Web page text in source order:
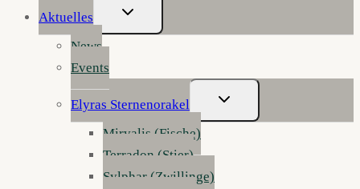
Aktuelles
Untermenü
Umschalten
News
Events
Elyras Sternenorakel
Untermenü
Umschalten
Mirvalis (Fische)
Terradon (Stier)
Sylphar (Zwillinge)